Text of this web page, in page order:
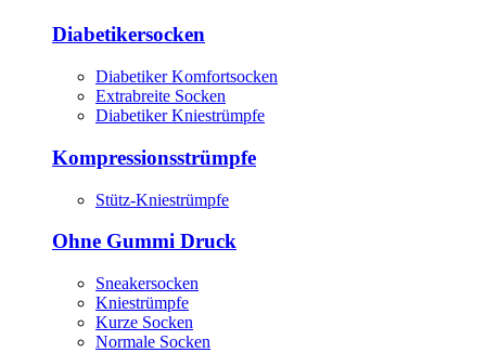
Diabetikersocken
Diabetiker Komfortsocken
Extrabreite Socken
Diabetiker Kniestrümpfe
Kompressionsstrümpfe
Stütz-Kniestrümpfe
Ohne Gummi Druck
Sneakersocken
Kniestrümpfe
Kurze Socken
Normale Socken